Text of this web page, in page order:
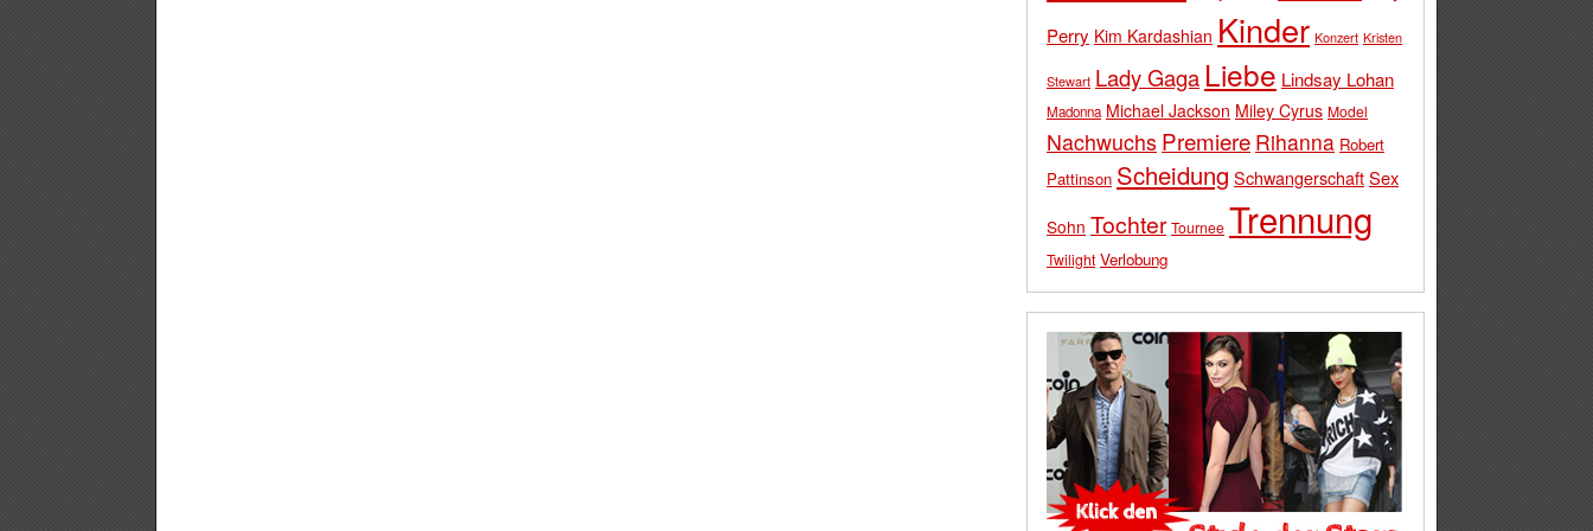
Perry Kim Kardashian Kinder Konzert Kristen
Stewart Lady Gaga Liebe Lindsay Lohan
Madonna Michael Jackson Miley Cyrus Model
Nachwuchs Premiere Rihanna Robert
Pattinson Scheidung SchwangerschaftSex
Sohn Tochter Tournee Trennung
Twilight Verlobung